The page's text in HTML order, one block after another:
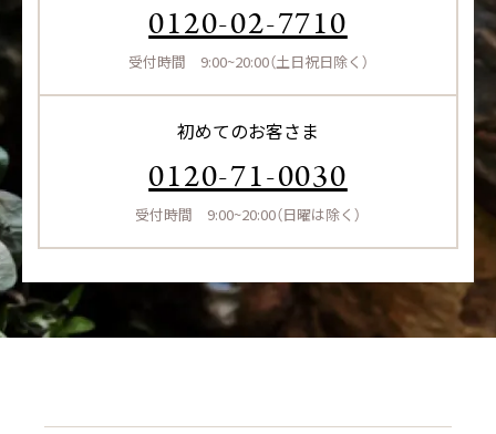
0120-02-7710
受付時間 9:00~20:00（土日祝日除く）
初めてのお客さま
0120-71-0030
受付時間 9:00~20:00（日曜は除く）